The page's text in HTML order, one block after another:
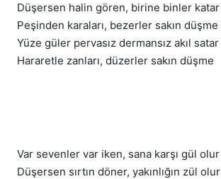
Düşersen halin gören, birine binler katar
Peşinden karaları, bezerler sakın düşme
Yüze güler pervasız dermansız akıl satar
Hararetle zanları, düzerler sakın düşme
Var sevenler var iken, sana karşı gül olur
Düşersen sırtın döner, yakınlığın zül olur